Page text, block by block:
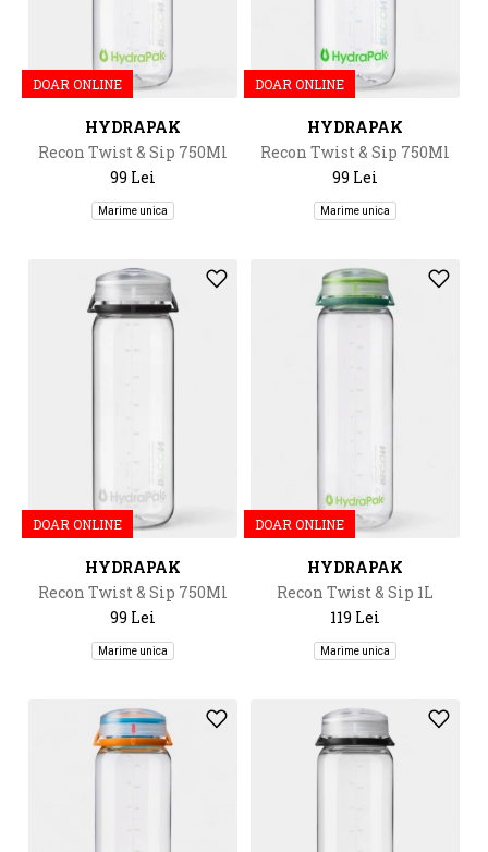
DOAR ONLINE
HYDRAPAK
Recon Twist & Sip 750Ml
99 Lei
Marime unica
DOAR ONLINE
HYDRAPAK
Recon Twist & Sip 750Ml
99 Lei
Marime unica
DOAR ONLINE
HYDRAPAK
Recon Twist & Sip 750Ml
99 Lei
Marime unica
DOAR ONLINE
HYDRAPAK
Recon Twist & Sip 1L
119 Lei
Marime unica